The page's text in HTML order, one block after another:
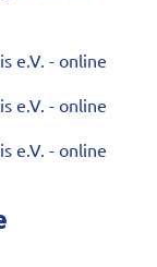
e.V. - online
e.V. - online
e.V. - online